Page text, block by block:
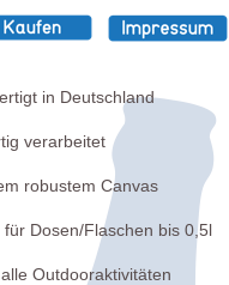
in Deutschland
verarbeitet
robustem Canvas
Dosen/Flaschen bis 0,5l
Outdooraktivitäten